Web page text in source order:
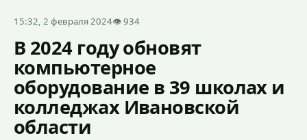
15:32, 2 февраля 2024👁 934
В 2024 году обновят
компьютерное
оборудование в 39 школах и
колледжах Ивановской
области